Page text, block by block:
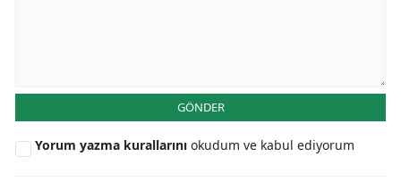
GÖNDER
Yorum yazma kurallarını okudum ve kabul ediyorum